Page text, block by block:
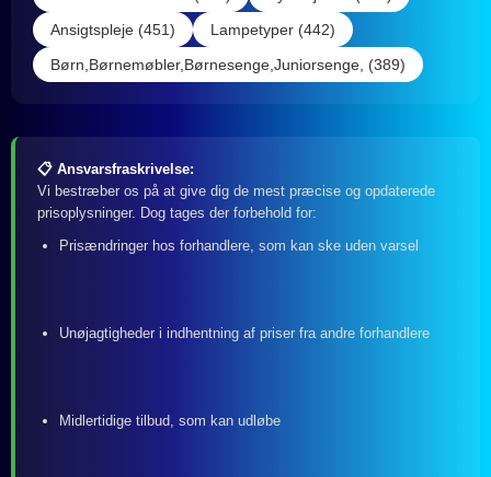
Ansigtspleje (451)
Lampetyper (442)
Børn,Børnemøbler,Børnesenge,Juniorsenge, (389)
📋 Ansvarsfraskrivelse:
Vi bestræber os på at give dig de mest præcise og opdaterede
prisoplysninger. Dog tages der forbehold for:
Prisændringer hos forhandlere, som kan ske uden varsel
Unøjagtigheder i indhentning af priser fra andre forhandlere
Midlertidige tilbud, som kan udløbe